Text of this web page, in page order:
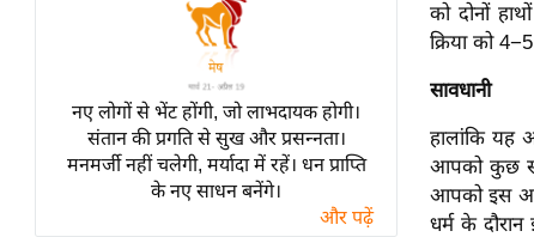
त्योहार
राशिफल
विशेष
नए लोगों से भेंट होंगी, जो लाभदायक होगी।
संतान की प्रगति से सुख और प्रसन्नता।
मनमर्जी नहीं चलेगी, मर्यादा में रहें। धन प्राप्ति
के नए साधन बनेंगे।
और पढ़ें
को दोनों
क्रिया को
सावधानी
हालांकि यह
आपको कुछ
आपको इस
धर्म के